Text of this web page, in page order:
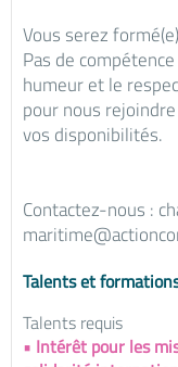
Vous serez
Pas de
humeur et le
pour nous
vos disponibilités.
Contactez-nous :
Talents et
Talents requis
• Intérêt pour les